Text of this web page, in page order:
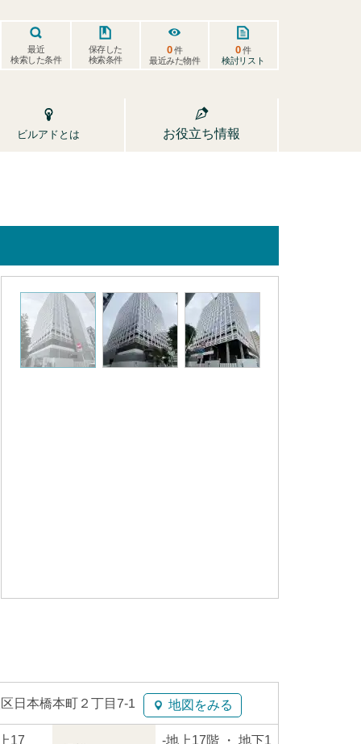
最近
検索した条件
保存した
検索条件
0件
最近みた物件
0件
検討リスト
ビルアドとは お役立ち情報
日本橋本町２丁目7-1 地図をみる
17
-地上17階 ・ 地下1